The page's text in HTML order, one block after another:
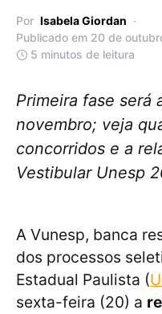
Por Isabela Giordan
Publicado em 20 de
5 minutos de leitura
Primeira fase será
novembro; veja
concorridos e a
Vestibular Unesp
A Vunesp, banca
dos processos
Estadual Paulista (
sexta-feira (20) a